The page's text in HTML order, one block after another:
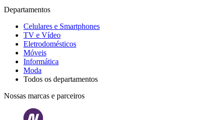
Departamentos
Celulares e Smartphones
TV e Vídeo
Eletrodomésticos
Móveis
Informática
Moda
Todos os departamentos
Nossas marcas e parceiros